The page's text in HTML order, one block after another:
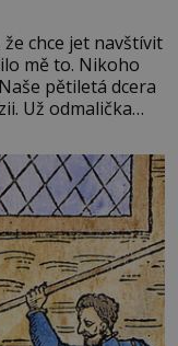
chce jet navštívit
mě to. Nikoho
pětiletá dcera
Už odmalička
statečných